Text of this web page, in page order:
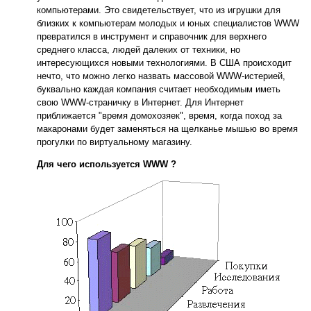
компьютерами. Это свидетельствует, что из игрушки для
близких к компьютерам молодых и юных специалистов WWW
превратился в инструмент и справочник для верхнего
среднего класса, людей далеких от техники, но
интересующихся новыми технологиями. В США происходит
нечто, что можно легко назвать массовой WWW-истерией,
буквально каждая компания считает необходимым иметь
свою WWW-страничку в Интернет. Для Интернет
приближается "время домохозяек", время, когда поход за
макаронами будет заменяться на щелканье мышью во время
прогулки по виртуальному магазину.
Для чего используется WWW ?